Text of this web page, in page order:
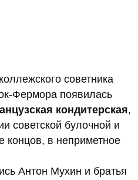
советника
Фермора появилась
кондитерская,
советской булочной и
концов, в неприметное
Антон Мухин и братья